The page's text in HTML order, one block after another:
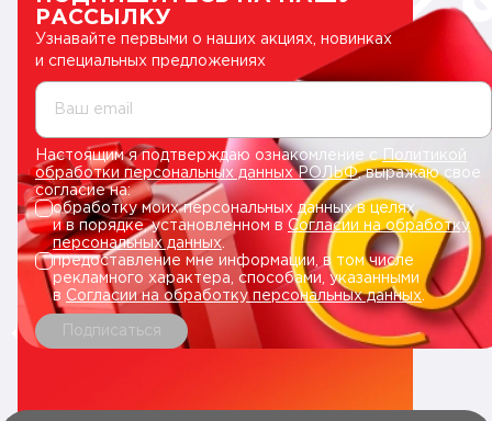
РАССЫЛКУ
Узнавайте первыми о наших акциях, новинках
и специальных предложениях
Ваш email
Настоящим я подтверждаю ознакомление сПолитикой
обработки персональных данных РОЛЬФ, выражаю свое
согласие на:
обработку моих персональных данных в целях
и в порядке, установленном в Согласии на обработку
персональных данных.
предоставление мне информации, в том числе
рекламного характера, способами, указанными
в Согласии на обработку персональных данных
Подписаться